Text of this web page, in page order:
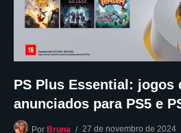
PS Plus Essential: jogos
anunciados para PS5 e
Por Bruna 27 de novembro de 2024